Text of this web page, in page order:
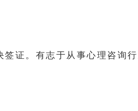
证。有志于从事心理咨询